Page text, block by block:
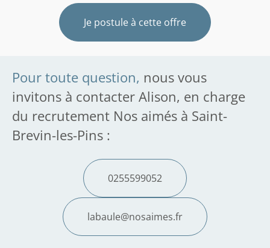
Je postule à cette offre
Pour toute question, nous vous
invitons à contacter Alison, en charge
du recrutement Nos aimés à Saint-
Brevin-les-Pins :
0255599052
labaule@nosaimes.fr